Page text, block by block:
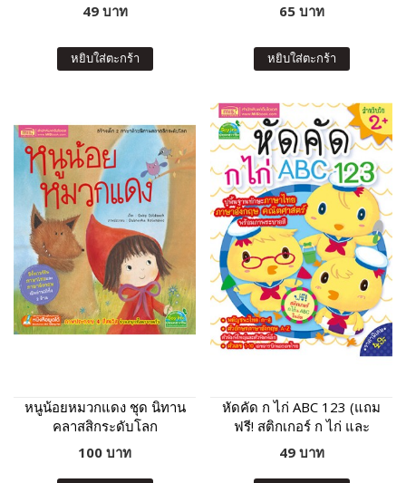
49 บาท
หยิบใส่ตะกร้า
65 บาท
หยิบใส่ตะกร้า
หนูน้อยหมวกแดง ชุด นิทาน
คลาสสิกระดับโลก
100 บาท
หัดคัด ก ไก่ ABC 123 (แถม
ฟรี! สติกเกอร์ ก ไก่ และ
ABC)
49 บาท